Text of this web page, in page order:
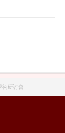
術研討會